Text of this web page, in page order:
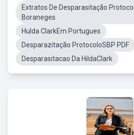
Extratos De Desparasitação
Boraneges
Hulda ClarkEm Portugues
Desparazitação ProtocoloSBP PDF
Desparasitacao Da HildaClark